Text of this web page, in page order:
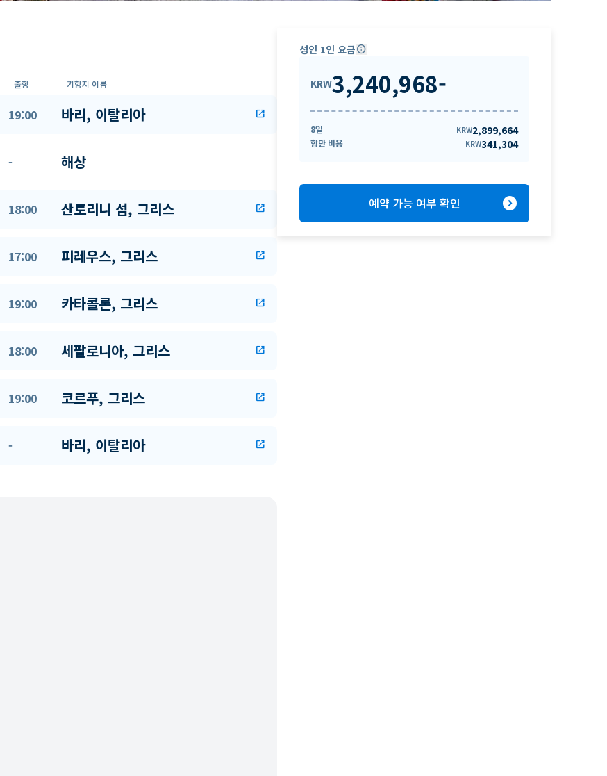
출항 기항지 이름
19:00 바리, 이탈리아 open_in_new
- 해상
18:00 산토리니 섬, 그리스 open_in_new
17:00 피레우스, 그리스 open_in_new
19:00 카타콜론, 그리스 open_in_new
18:00 세팔로니아, 그리스 open_in_new
19:00 코르푸, 그리스 open_in_new
- 바리, 이탈리아 open_in_new
성인 1인 요금info
KRW3,240,968-
8일 KRW2,899,664
항만 비용 KRW341,304
예약 가능 여부 확인 expand_circle_right